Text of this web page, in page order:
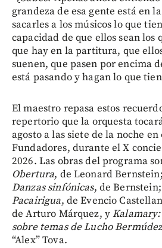
grandeza de esa gente está en
sacarles a los músicos lo que
capacidad de que ellos sean los
que hay en la partitura, que
suenen, que pasen por encima
está pasando y hagan lo que
El maestro repasa estos
repertorio que la orquesta
agosto a las siete de la noche
Fundadores, durante el X
2026. Las obras del programa
Obertura, de Leonard Bernstein;
Danzas sinfónicas, de Bernstein;
Pacairigua, de Evencio
de Arturo Márquez, y
sobre temas de Lucho
“Alex” Tova.